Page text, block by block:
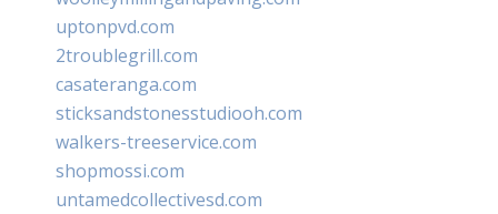
uptonpvd.com
2troublegrill.com
casateranga.com
sticksandstonesstudiooh.com
walkers-treeservice.com
shopmossi.com
untamedcollectivesd.com